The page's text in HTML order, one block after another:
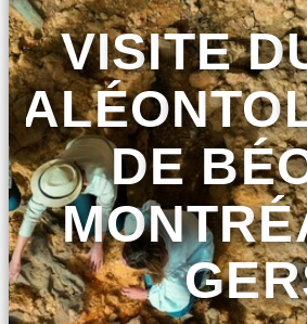
VISITE
DE